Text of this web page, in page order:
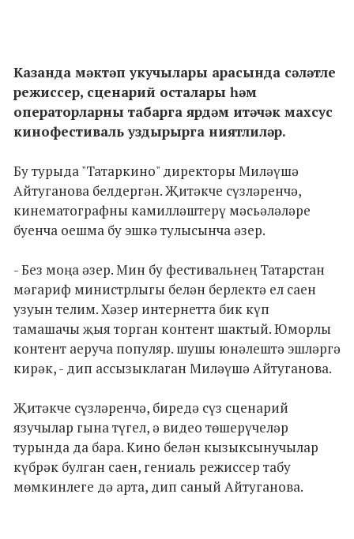
Казанда мәктәп укучылары арасында сәләтле
режиссер, сценарий осталары һәм
операторларны табарга ярдәм итәчәк махсус
кинофестиваль уздырырга ниятлиләр.
Бу турыда "Татаркино" директоры Миләүшә
Айтуганова белдергән. Җитәкче сүзләренчә,
кинематографны камилләштерү мәсьәләләре
буенча оешма бу эшкә тулысынча әзер.
- Без моңа әзер. Мин бу фестивальнең Татарстан
мәгариф министрлыгы белән берлектә ел саен
узуын телим. Хәзер интернетта бик күп
тамашачы җыя торган контент шактый. Юморлы
контент аеруча популяр. шушы юнәлештә эшләргә
кирәк, - дип ассызыклаган Миләүшә Айтуганова.
Җитәкче сүзләренчә, биредә сүз сценарий
язучылар гына түгел, ә видео төшерүчеләр
турында да бара. Кино белән кызыксынучылар
күбрәк булган саен, гениаль режиссер табу
мөмкинлеге дә арта, дип саный Айтуганова.